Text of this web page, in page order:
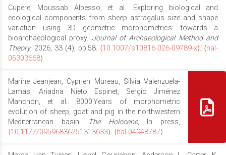
Cupere, Moussab Albesso, et al.. Exploring biological and
ecological components from sheep astragalus size and shape
variation using 3D geometric morphometrics: towards a
bioarchaeological proxy. Journal of Archaeological Method and
Theory, 2026, 33 (4), pp.58. ⟨10.1007/s10816-026-09789-x⟩. ⟨hal-
05303668⟩
Marine Jeanjean, Cyprien Mureau, Silvia Valenzuela-
Lamas, Ariadna Nieto Espinet, Sergio Jiménez
Manchón, et al.. 8000 Years of morphometric
evolution of sheep, goat and pig in the northwestern
Mediterranean basin.
The Holocene, In press,
⟨10.1177/09596836251313633⟩. ⟨hal-04948787⟩